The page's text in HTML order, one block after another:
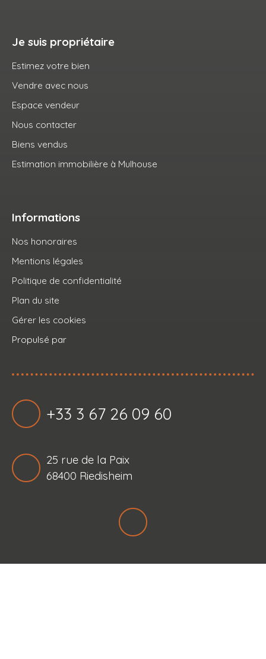
Je suis propriétaire
Estimez votre bien
Vendre avec nous
Espace vendeur
Nous contacter
Biens vendus
Estimation immobilière à Mulhouse
Informations
Nos honoraires
Mentions légales
Politique de confidentialité
Plan du site
Gérer les cookies
Propulsé par
+33 3 67 26 09 60
25 rue de la Paix
68400 Riedisheim